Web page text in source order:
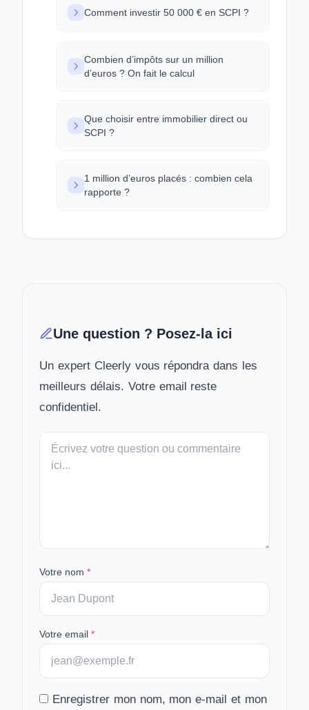
Comment investir 50 000 € en SCPI ?
Combien d’impôts sur un million
d’euros ? On fait le calcul
Que choisir entre immobilier direct ou
SCPI ?
1 million d’euros placés : combien cela
rapporte ?
Une question ? Posez-la ici
Un expert Cleerly vous répondra dans les
meilleurs délais. Votre email reste
confidentiel.
Votre
message
Votre nom *
Votre email *
Enregistrer mon nom, mon e-mail et mon